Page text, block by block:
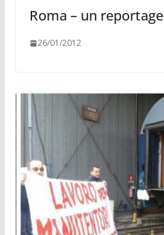
Roma – un reportage
26/01/2012